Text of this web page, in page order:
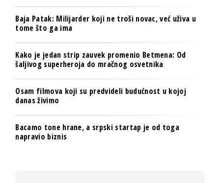
Baja Patak: Milijarder koji ne troši novac, već uživa u
tome što ga ima
Kako je jedan strip zauvek promenio Betmena: Od
šaljivog superheroja do mračnog osvetnika
Osam filmova koji su predvideli budućnost u kojoj
danas živimo
Bacamo tone hrane, a srpski startap je od toga
napravio biznis